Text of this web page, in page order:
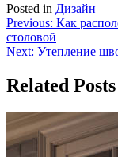
Posted in Дизайн
Навигация
по
Previous: Как
столовой
Next: Утепление
Related Posts